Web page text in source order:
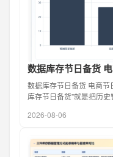
数据库存节日备货
数据库存节日备货 电商节
库存节日备货”就是把历
2026-08-06